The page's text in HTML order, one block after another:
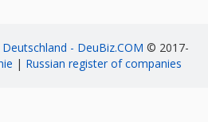
- DeuBiz.COM © 2017-
| Russian register of companies